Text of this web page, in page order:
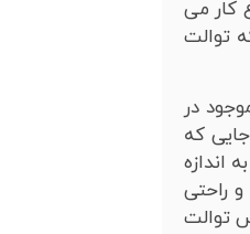
کار می
توالت
در
که
اندازه
راحتی
توالت